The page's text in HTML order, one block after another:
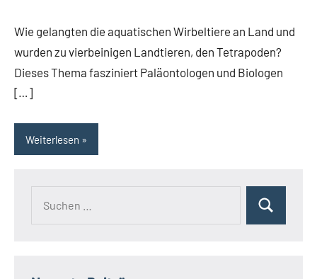
Wie gelangten die aquatischen Wirbeltiere an Land und
wurden zu vierbeinigen Landtieren, den Tetrapoden?
Dieses Thema fasziniert Paläontologen und Biologen
[…]
Weiterlesen
Suchen